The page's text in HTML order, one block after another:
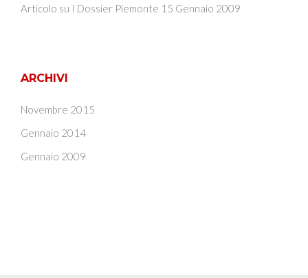
Articolo su I Dossier Piemonte 15 Gennaio 2009
ARCHIVI
Novembre 2015
Gennaio 2014
Gennaio 2009